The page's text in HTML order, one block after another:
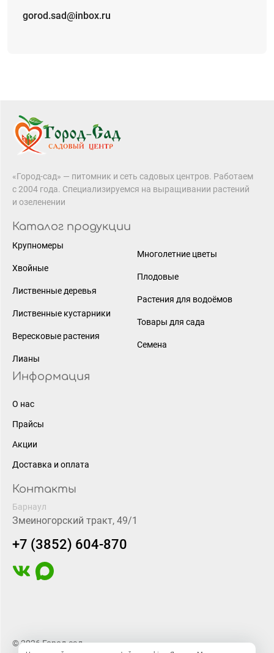
gorod.sad@inbox.ru
«Город-сад» — питомник и сеть садовых центров. Работаем
с 2004 года. Специализируемся на выращивании растений
и озеленении
Каталог продукции
Крупномеры
Хвойные
Лиственные деревья
Лиственные кустарники
Вересковые растения
Лианы
Многолетние цветы
Плодовые
Растения для водоёмов
Товары для сада
Семена
Информация
О нас
Прайсы
Акции
Доставка и оплата
Контакты
Барнаул
Змеиногорский тракт, 49/1
+7 (3852) 604-870
© 2026 Город-сад